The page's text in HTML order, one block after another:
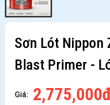
Sơn Lót Nippon
Blast Primer -
Giá: